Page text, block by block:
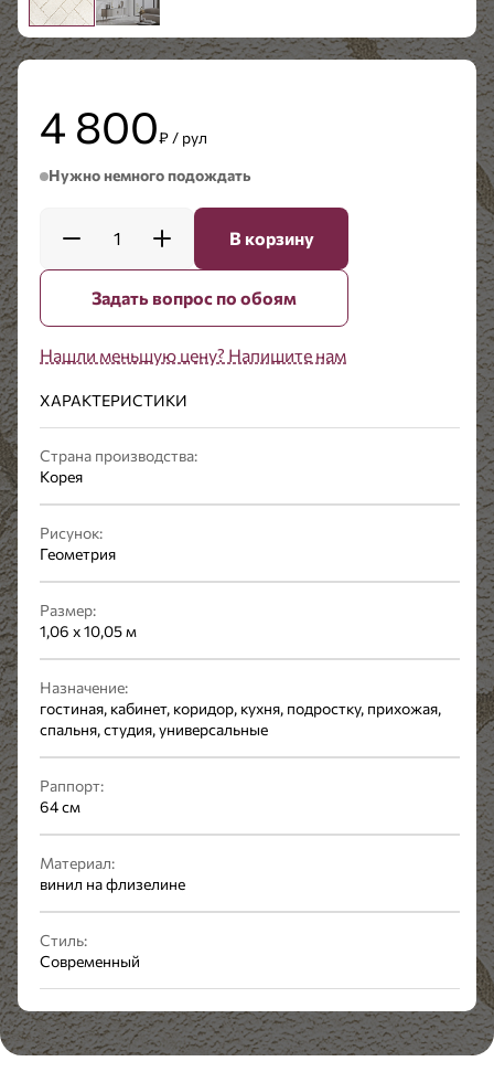
4 800₽ / рул
Нужно немного подождать
1 В корзину
Задать вопрос по обоям
Нашли меньшую цену? Напишите нам
ХАРАКТЕРИСТИКИ
Страна производства:
Корея
Рисунок:
Геометрия
Размер:
1,06 x 10,05 м
Назначение:
гостиная, кабинет, коридор, кухня, подростку, прихожая,
спальня, студия, универсальные
Раппорт:
64 см
Материал:
винил на флизелине
Стиль:
Современный